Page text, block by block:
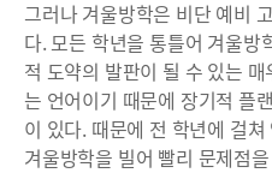
그러나 겨울방학은 비단 예비
다. 모든 학년을 통틀어 겨울방
적 도약의 발판이 될 수 있는
는 언어이기 때문에 장기적 플
이 있다. 때문에 전 학년에 걸
겨울방학을 빌어 빨리 문제점